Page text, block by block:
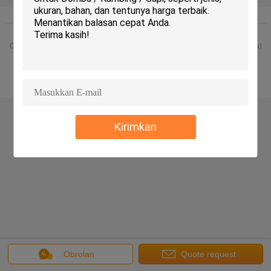
Kirimkan
Obrolan Quote request
Rumah|Tentang kami|Hubungi kami |Sitemap|Kebijakan Privasi
Copyright © 2014 - 2026 Chuangpu Animal Husbandry Technology (Suzhou)